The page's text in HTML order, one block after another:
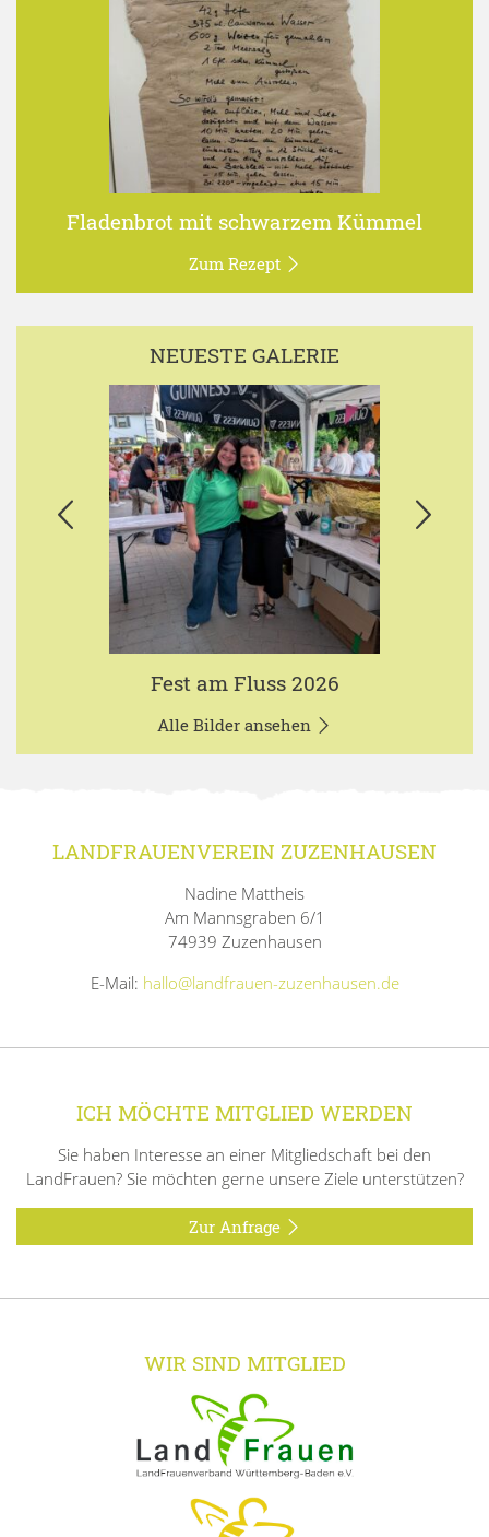
Fladenbrot mit schwarzem Kümmel
Zum Rezept
NEUESTE GALERIE
Fest am Fluss 2026
Alle Bilder ansehen
LANDFRAUENVEREIN ZUZENHAUSEN
Nadine Mattheis
Am Mannsgraben 6/1
74939 Zuzenhausen
E-Mail: hallo@landfrauen-zuzenhausen.de
ICH MÖCHTE MITGLIED WERDEN
Sie haben Interesse an einer Mitgliedschaft bei den
LandFrauen? Sie möchten gerne unsere Ziele unterstützen?
Zur Anfrage
WIR SIND MITGLIED